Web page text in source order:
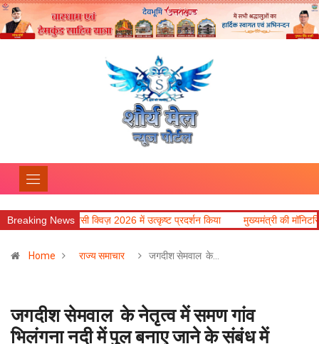
Breaking News
में उत्कृष्ट प्रदर्शन किया मुख्यमंत्री की मॉनिटरिंग में राहत एवं पुनर्निर्माण कार्य तेज,
Home राज्य समाचार जगदीश सेमवाल के…
जगदीश सेमवाल के नेतृत्व में समण गांव
भिलंगना नदी में पुल बनाए जाने के संबंध में